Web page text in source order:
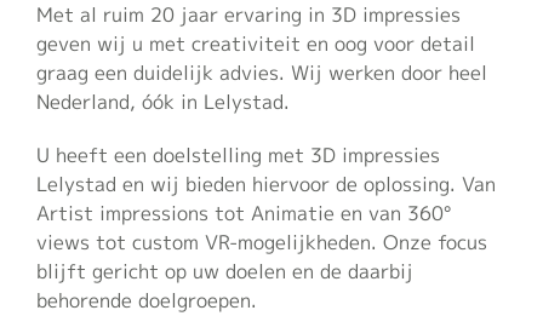
Met al ruim 20 jaar ervaring in 3D impressies
geven wij u met creativiteit en oog voor detail
graag een duidelijk advies. Wij werken door heel
Nederland, óók in Lelystad.
U heeft een doelstelling met 3D impressies
Lelystad en wij bieden hiervoor de oplossing. Van
Artist impressions tot Animatie en van 360°
views tot custom VR-mogelijkheden. Onze focus
blijft gericht op uw doelen en de daarbij
behorende doelgroepen.